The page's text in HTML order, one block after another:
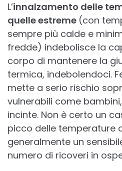
L’innalzamento delle
quelle estreme (con
sempre più calde e
fredde) indebolisce la
corpo di mantenere la
termica, indebolendoci.
mette a serio rischio
vulnerabili come
incinte. Non è certo un
picco delle temperature
generalmente un
numero di ricoveri in